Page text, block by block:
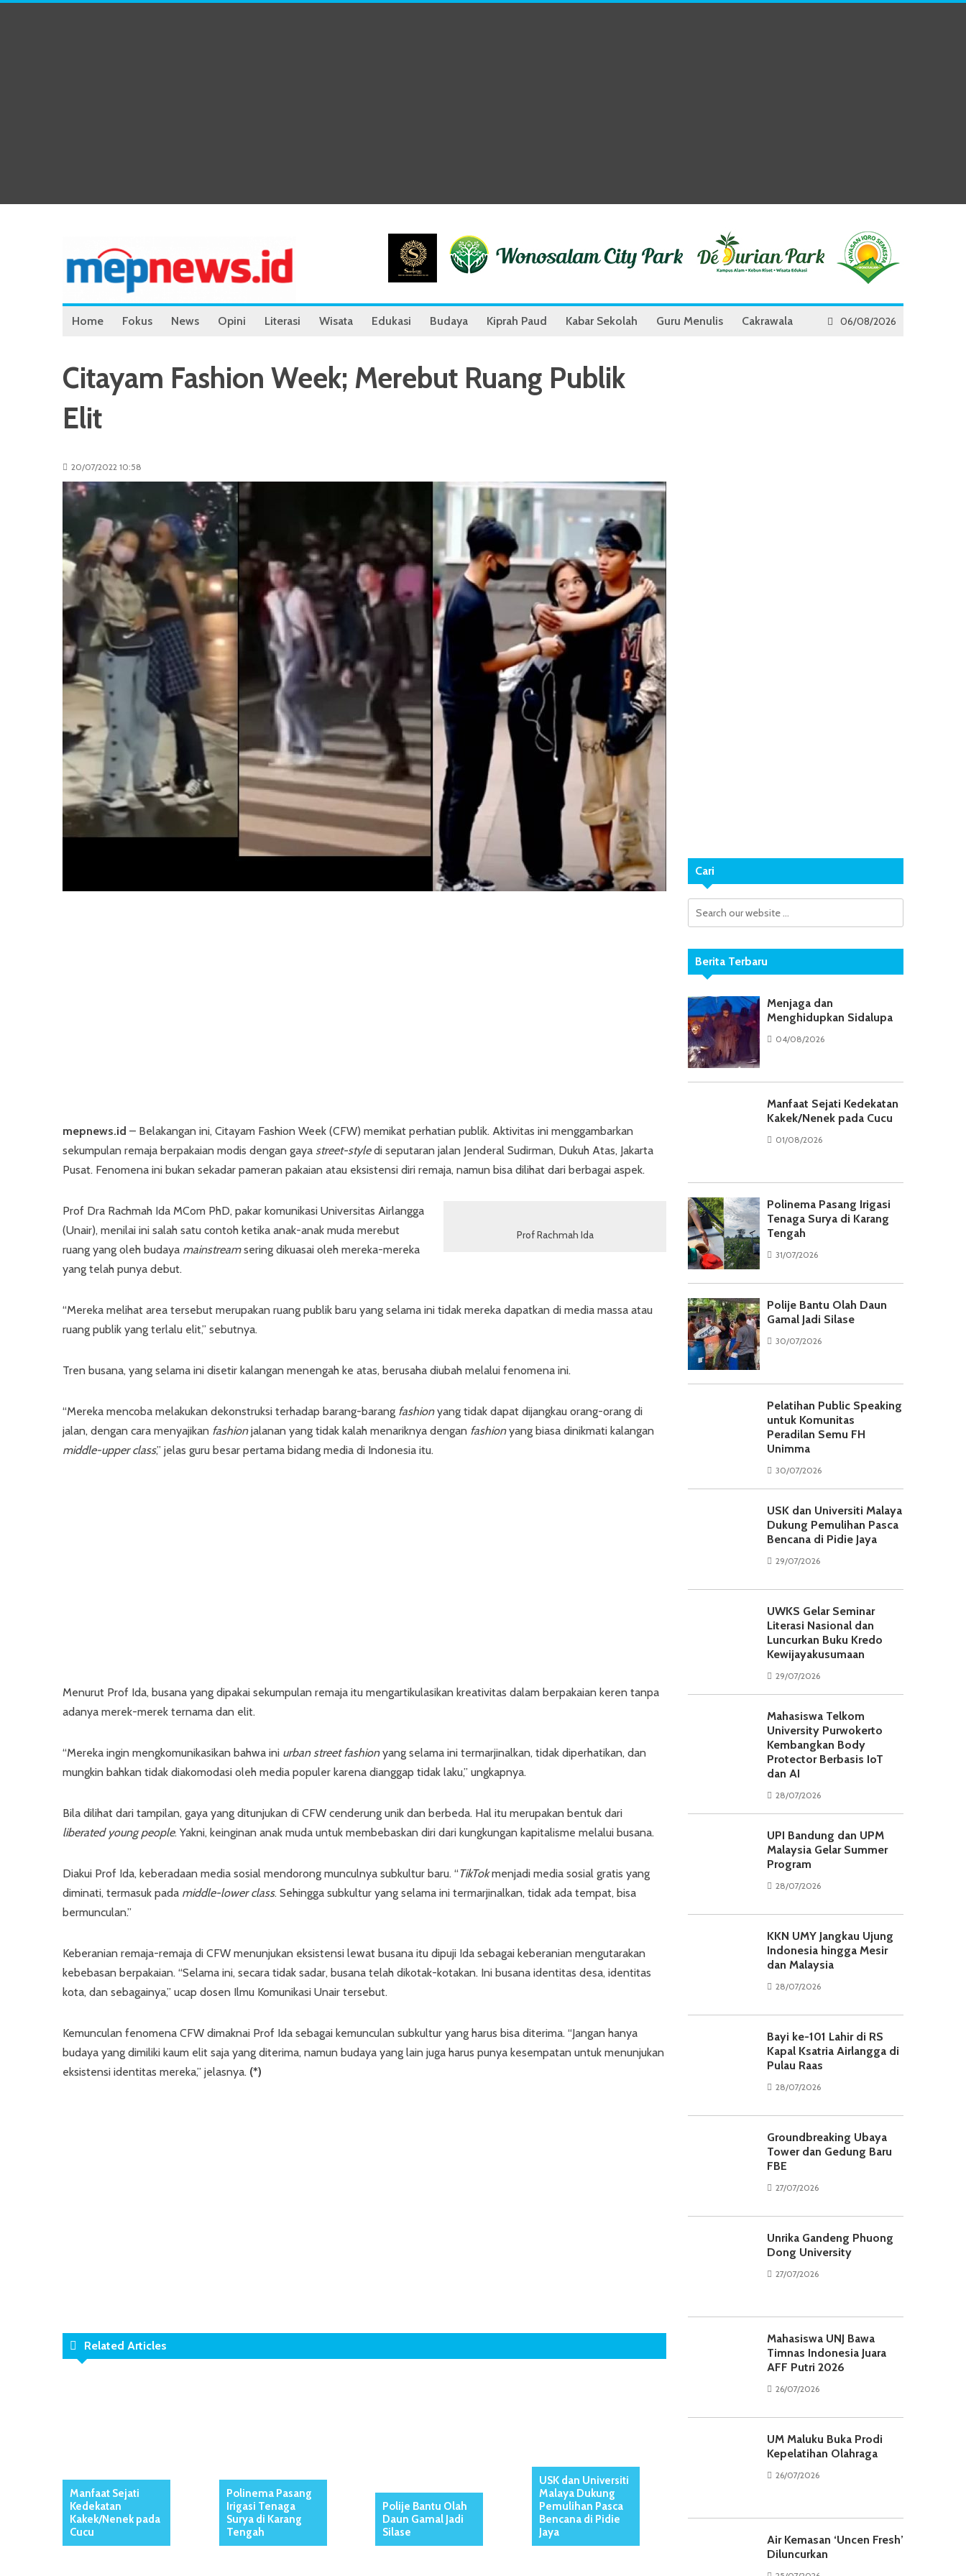
Home Fokus News Opini Literasi Wisata Edukasi Budaya Kiprah Paud Kabar Sekolah Guru Menulis Cakrawala 06/08/2026
Citayam Fashion Week; Merebut Ruang Publik
Elit
20/07/2022 10:58
mepnews.id – Belakangan ini, Citayam Fashion Week (CFW) memikat perhatian publik. Aktivitas ini menggambarkan
sekumpulan remaja berpakaian modis dengan gaya street-styledi seputaran jalan Jenderal Sudirman, Dukuh Atas, Jakarta
Pusat. Fenomena ini bukan sekadar pameran pakaian atau eksistensi diri remaja, namun bisa dilihat dari berbagai aspek.
Prof Rachmah Ida
Prof Dra Rachmah Ida MCom PhD, pakar komunikasi Universitas Airlangga
(Unair), menilai ini salah satu contoh ketika anak-anak muda merebut
ruang yang oleh budaya mainstreamsering dikuasai oleh mereka-mereka
yang telah punya debut.
“Mereka melihat area tersebut merupakan ruang publik baru yang selama ini tidak mereka dapatkan di media massa atau
ruang publik yang terlalu elit,” sebutnya.
Tren busana, yang selama ini disetir kalangan menengah ke atas, berusaha diubah melalui fenomena ini.
“Mereka mencoba melakukan dekonstruksi terhadap barang-barang fashionyang tidak dapat dijangkau orang-orang di
jalan, dengan cara menyajikan fashionjalanan yang tidak kalah menariknya dengan fashionyang biasa dinikmati kalangan
middle-upper class,” jelas guru besar pertama bidang media di Indonesia itu.
Menurut Prof Ida, busana yang dipakai sekumpulan remaja itu mengartikulasikan kreativitas dalam berpakaian keren tanpa
adanya merek-merek ternama dan elit.
“Mereka ingin mengkomunikasikan bahwa ini urban street fashionyang selama ini termarjinalkan, tidak diperhatikan, dan
mungkin bahkan tidak diakomodasi oleh media populer karena dianggap tidak laku,” ungkapnya.
Bila dilihat dari tampilan, gaya yang ditunjukan di CFW cenderung unik dan berbeda. Hal itu merupakan bentuk dari
liberated young people. Yakni, keinginan anak muda untuk membebaskan diri dari kungkungan kapitalisme melalui busana.
Diakui Prof Ida, keberadaan media sosial mendorong munculnya subkultur baru. “TikTokmenjadi media sosial gratis yang
diminati, termasuk pada middle-lower class. Sehingga subkultur yang selama ini termarjinalkan, tidak ada tempat, bisa
bermunculan.”
Keberanian remaja-remaja di CFW menunjukan eksistensi lewat busana itu dipuji Ida sebagai keberanian mengutarakan
kebebasan berpakaian. “Selama ini, secara tidak sadar, busana telah dikotak-kotakan. Ini busana identitas desa, identitas
kota, dan sebagainya,” ucap dosen Ilmu Komunikasi Unair tersebut.
Kemunculan fenomena CFW dimaknai Prof Ida sebagai kemunculan subkultur yang harus bisa diterima. “Jangan hanya
budaya yang dimiliki kaum elit saja yang diterima, namun budaya yang lain juga harus punya kesempatan untuk menunjukan
eksistensi identitas mereka,” jelasnya. (*)
Related Articles
Manfaat Sejati
Kedekatan
Kakek/Nenek pada
Cucu
Polinema Pasang
Irigasi Tenaga
Surya di Karang
Tengah
Polije Bantu Olah
Daun Gamal Jadi
Silase
USK dan Universiti
Malaya Dukung
Pemulihan Pasca
Bencana di Pidie
Jaya
Cari
Berita Terbaru
Menjaga dan
Menghidupkan Sidalupa
04/08/2026
Manfaat Sejati Kedekatan
Kakek/Nenek pada Cucu
01/08/2026
Polinema Pasang Irigasi
Tenaga Surya di Karang
Tengah
31/07/2026
Polije Bantu Olah Daun
Gamal Jadi Silase
30/07/2026
Pelatihan Public Speaking
untuk Komunitas
Peradilan Semu FH
Unimma
30/07/2026
USK dan Universiti Malaya
Dukung Pemulihan Pasca
Bencana di Pidie Jaya
29/07/2026
UWKS Gelar Seminar
Literasi Nasional dan
Luncurkan Buku Kredo
Kewijayakusumaan
29/07/2026
Mahasiswa Telkom
University Purwokerto
Kembangkan Body
Protector Berbasis IoT
dan AI
28/07/2026
UPI Bandung dan UPM
Malaysia Gelar Summer
Program
28/07/2026
KKN UMY Jangkau Ujung
Indonesia hingga Mesir
dan Malaysia
28/07/2026
Bayi ke-101 Lahir di RS
Kapal Ksatria Airlangga di
Pulau Raas
28/07/2026
Groundbreaking Ubaya
Tower dan Gedung Baru
FBE
27/07/2026
Unrika Gandeng Phuong
Dong University
27/07/2026
Mahasiswa UNJ Bawa
Timnas Indonesia Juara
AFF Putri 2026
26/07/2026
UM Maluku Buka Prodi
Kepelatihan Olahraga
26/07/2026
Air Kemasan ‘Uncen Fresh’
Diluncurkan